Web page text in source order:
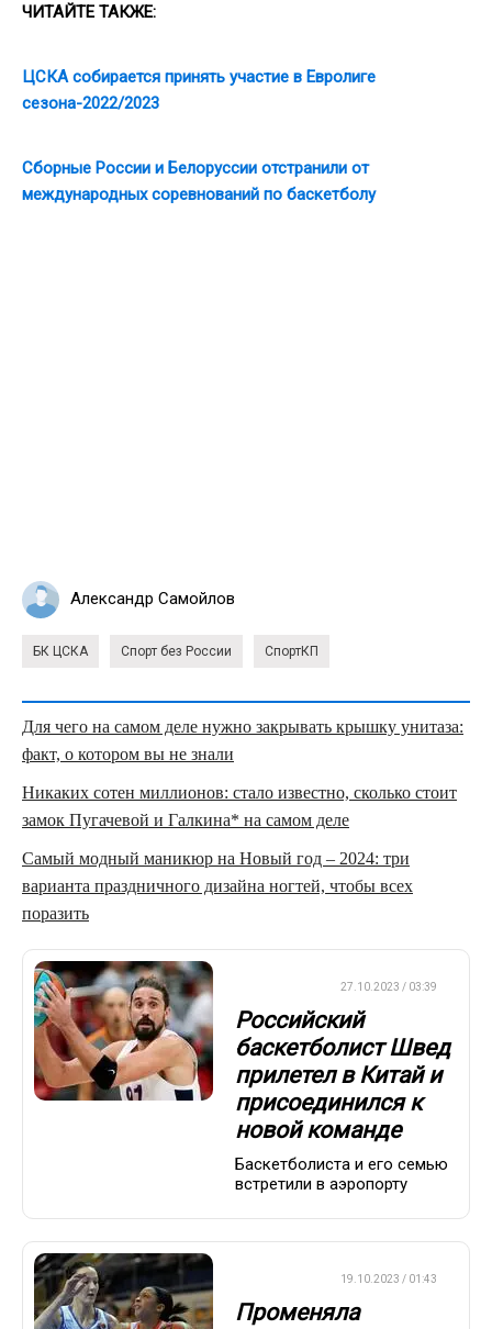
ЧИТАЙТЕ ТАКЖЕ:
ЦСКА собирается принять участие в Евролиге
сезона-2022/2023
Сборные России и Белоруссии отстранили от
международных соревнований по баскетболу
Александр Самойлов
БК ЦСКА Спорт без России СпортКП
Для чего на самом деле нужно закрывать крышку унитаза:
факт, о котором вы не знали
Никаких сотен миллионов: стало известно, сколько стоит
замок Пугачевой и Галкина* на самом деле
Самый модный маникюр на Новый год – 2024: три
варианта праздничного дизайна ногтей, чтобы всех
поразить
27.10.2023 / 03:39
Российский
баскетболист Швед
прилетел в Китай и
присоединился к
новой команде
Баскетболиста и его семью
встретили в аэропорту
19.10.2023 / 01:43
Променяла